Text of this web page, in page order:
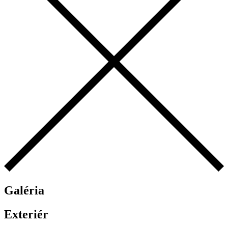
Galéria
Exteriér